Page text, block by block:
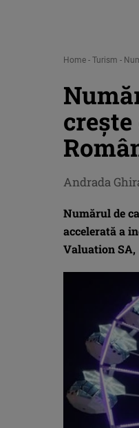
Home - Turism -
Numărul de
accelerată a
Valuation SA,
Andrada